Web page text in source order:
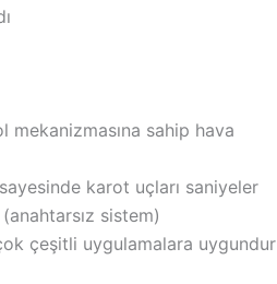
sahip hava
karot uçları saniyeler
sistem)
çeşitli uygulamalara uygundur